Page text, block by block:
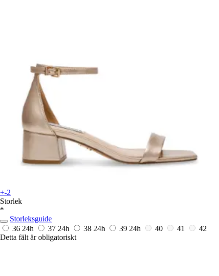
+-2
Storlek
*
Storleksguide
36 24h 37 24h 38 24h 39 24h 40 41
42
Detta fält är obligatoriskt